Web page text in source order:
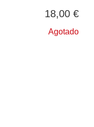
18,00 €
Agotado